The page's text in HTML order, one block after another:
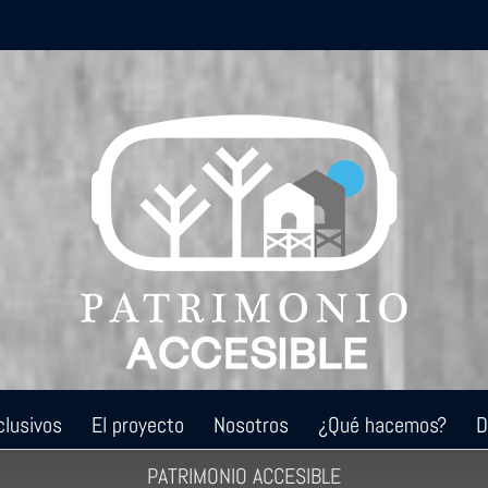
El proyecto Nosotros ¿Qué hacemos?
PATRIMONIO ACCESIBLE